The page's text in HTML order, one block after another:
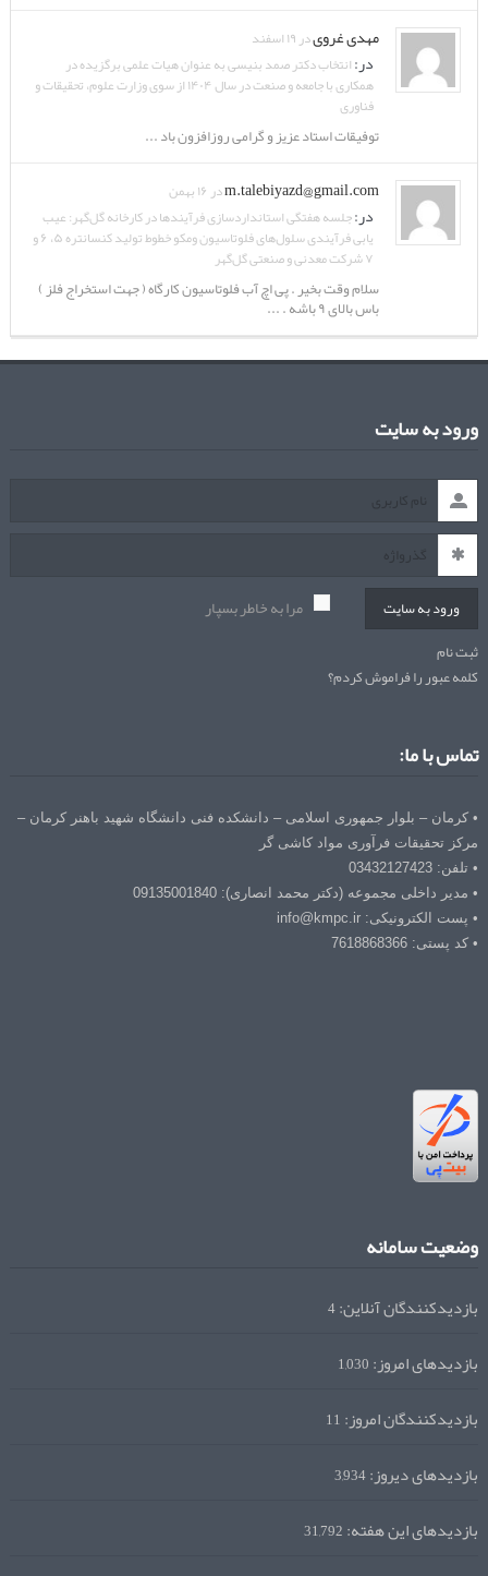
مهدی غرویدر ۱۹ اسفند
در:انتخاب دکتر صمد بنیسی به عنوان هیات علمی برگزیده در
همکاری با جامعه و صنعت در سال ۱۴۰۴ از سوی وزارت علوم، تحقیقات و
فناوری
توفیقات استاد عزیز و گرامی روزافزون باد ...
m.talebiyazd@gmail.comدر ۱۶ بهمن
در:جلسه هفتگی استانداردسازی فرآیندها در کارخانه گل‌گهر: عیب
یابی فرآیندی سلول‌های فلوتاسیون ومکو خطوط تولید کنسانتره ۵، ۶ و
۷ شرکت معدنی و صنعتی گل‌گهر
سلام وقت بخیر . پی اچ آب فلوتاسیون کارگاه ( جهت استخراج فلز )
باس بالای ۹ باشه . ...
ورود به سایت
ورود به سایت مرا به خاطر بسپار
ثبت نام
کلمه عبور را فراموش کردم؟
تماس با ما:
• کرمان – بلوار جمهوری اسلامی – دانشکده فنی دانشگاه شهید باهنر کرمان –
مرکز تحقیقات فرآوری مواد کاشی گر
• تلفن: 03432127423
• مدیر داخلی مجموعه (دکتر محمد انصاری): 09135001840
• پست الکترونیکی: info@kmpc.ir
• کد پستی: 7618868366
وضعیت سامانه
بازدیدکنندگان آنلاین:4
بازدیدهای امروز:1,030
بازدیدکنندگان امروز:11
بازدیدهای دیروز:3,934
بازدیدهای این هفته:31,792